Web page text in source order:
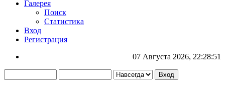
Галерея
Поиск
Статистика
Вход
Регистрация
07 Августа 2026, 22:28:51